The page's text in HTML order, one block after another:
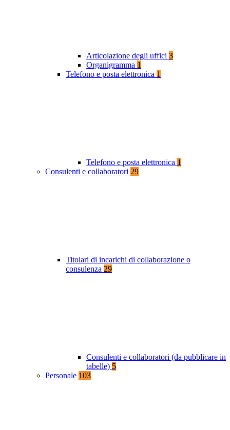
Articolazione degli uffici 3
Organigramma 1
Telefono e posta elettronica 1
Telefono e posta elettronica 1
Consulenti e collaboratori 29
Titolari di incarichi di collaborazione o
consulenza 29
Consulenti e collaboratori (da pubblicare in
tabelle) 5
Personale 103